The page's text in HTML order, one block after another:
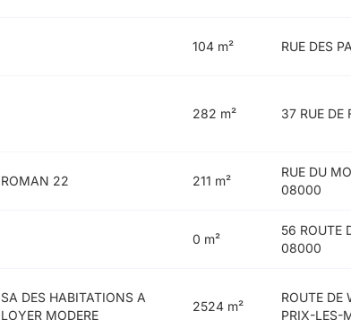
104 m² RUE DES
282 m² 37 RUE DE
ROMAN 22 211 m²
RUE DU
08000
0 m²
56 ROUTE
08000
SA DES HABITATIONS A
LOYER MODERE
2524 m²
ROUTE DE
PRIX-LES-